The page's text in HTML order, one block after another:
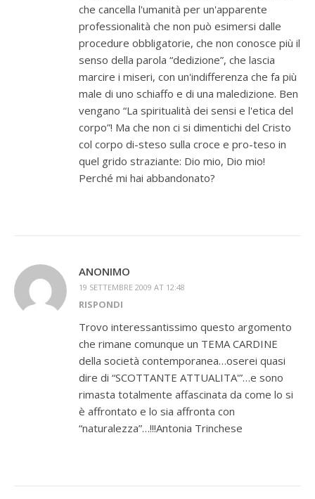
che cancella l'umanità per un'apparente
professionalità che non può esimersi dalle
procedure obbligatorie, che non conosce più il
senso della parola “dedizione”, che lascia
marcire i miseri, con un'indifferenza che fa più
male di uno schiaffo e di una maledizione. Ben
vengano “La spiritualità dei sensi e l'etica del
corpo”! Ma che non ci si dimentichi del Cristo
col corpo di-steso sulla croce e pro-teso in
quel grido straziante: Dio mio, Dio mio!
Perché mi hai abbandonato?
ANONIMO
19 SETTEMBRE 2009 AT 12:48
RISPONDI
Trovo interessantissimo questo argomento
che rimane comunque un TEMA CARDINE
della società contemporanea…oserei quasi
dire di “SCOTTANTE ATTUALITA'”…e sono
rimasta totalmente affascinata da come lo si
è affrontato e lo sia affronta con
“naturalezza”…!!!Antonia Trinchese